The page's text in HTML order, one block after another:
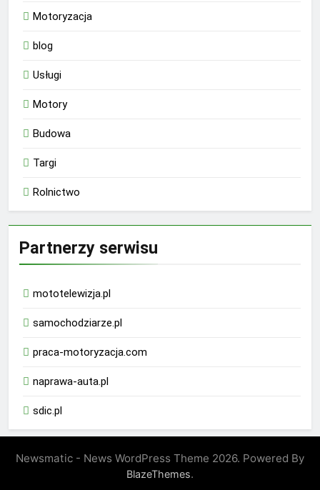
Motoryzacja
blog
Usługi
Motory
Budowa
Targi
Rolnictwo
Partnerzy serwisu
mototelewizja.pl
samochodziarze.pl
praca-motoryzacja.com
naprawa-auta.pl
sdic.pl
Newsmatic - News WordPress Theme 2026. Powered By
BlazeThemes.